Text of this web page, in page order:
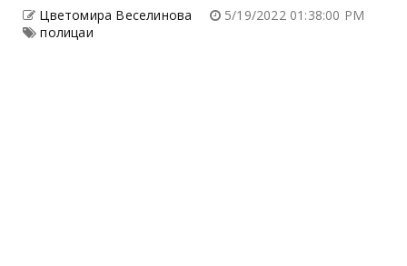
Цветомира Веселинова
5/19/2022 01:38:00 PM
полицаи